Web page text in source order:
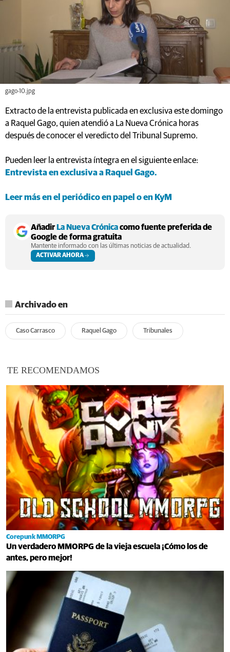
gago-10.jpg
Extracto de la entrevista publicada en exclusiva este domingo
a Raquel Gago, quien atendió a La Nueva Crónica horas
después de conocer el veredicto del Tribunal Supremo.
Pueden leer la entrevista íntegra en el siguiente enlace:
Entrevista en exclusiva a Raquel Gago.
Leer más en el periódico en papel o en KyM
AñadirLa Nueva Crónicacomo fuente preferida de
Google de forma gratuita
Mantente informado con las últimas noticias de actualidad.
ACTIVAR AHORA
Archivado en
Caso Carrasco Raquel Gago Tribunales
TE RECOMENDAMOS
Corepunk MMORPG
Un verdadero MMORPG de la vieja escuela ¡Cómo los de
antes, pero mejor!